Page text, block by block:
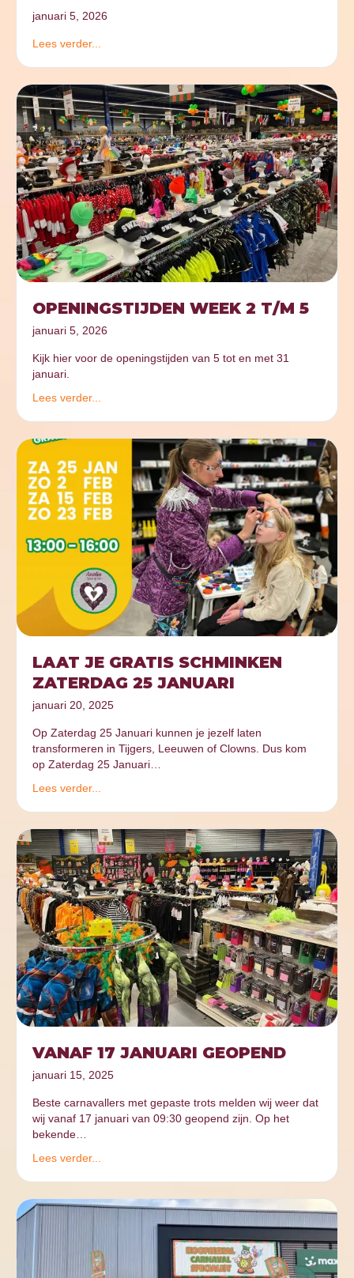
januari 5, 2026
Lees verder...
OPENINGSTIJDEN WEEK 2 T/M 5
januari 5, 2026
Kijk hier voor de openingstijden van 5 tot en met 31
januari.
Lees verder...
LAAT JE GRATIS SCHMINKEN
ZATERDAG 25 JANUARI
januari 20, 2025
Op Zaterdag 25 Januari kunnen je jezelf laten
transformeren in Tijgers, Leeuwen of Clowns. Dus kom
op Zaterdag 25 Januari…
Lees verder...
VANAF 17 JANUARI GEOPEND
januari 15, 2025
Beste carnavallers met gepaste trots melden wij weer dat
wij vanaf 17 januari van 09:30 geopend zijn. Op het
bekende…
Lees verder...